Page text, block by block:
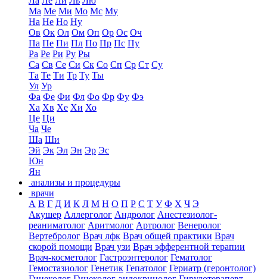
Ма Ме Ми Мо Мс Му
На Не Но Ну
Ов Ок Ол Ом Оп Ор Ос Оч
Па Пе Пи Пл По Пр Пс Пу
Ра Ре Ри Ру Ры
Са Св Се Си Ск Со Сп Ср Ст Су
Та Те Ти Тр Ту Ты
Ул Ур
Фа Фе Фи Фл Фо Фр Фу Фэ
Ха Хв Хе Хи Хо
Це Ци
Ча Че
Ша Ши
Эй Эк Эл Эн Эр Эс
Юн
Ян
анализы и процедуры
врачи
А В Г Д И К Л М Н О П Р С Т У Ф Х Ч Э
Акушер Аллерголог Андролог Анестезиолог-
реаниматолог Аритмолог Артролог Венеролог
Вертебролог Врач лфк Врач общей практики Врач
скорой помощи Врач узи Врач эфферентной терапии
Врач-косметолог Гастроэнтеролог Гематолог
Гемостазиолог Генетик Гепатолог Гериатр (геронтолог)